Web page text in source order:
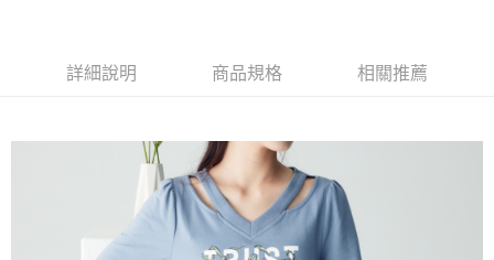
運送方式
每筆NT$80，滿NT$2,000(含以上)免運費
每筆NT$80，滿NT$2,000(含以上)免運費
付款後7-11取貨
詳細說明 商品規格 相關推薦